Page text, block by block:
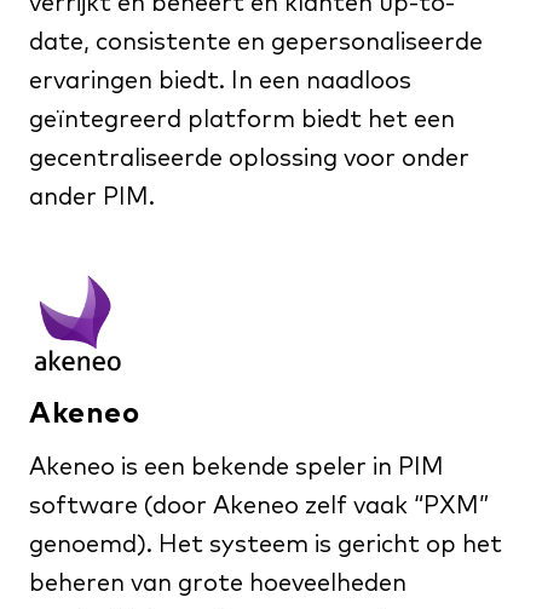
date, consistente en gepersonaliseerde
ervaringen biedt. In een naadloos
geïntegreerd platform biedt het een
gecentraliseerde oplossing voor onder
ander PIM.
Akeneo
Akeneo is een bekende speler in PIM
software (door Akeneo zelf vaak “PXM”
genoemd). Het systeem is gericht op het
beheren van grote hoeveelheden